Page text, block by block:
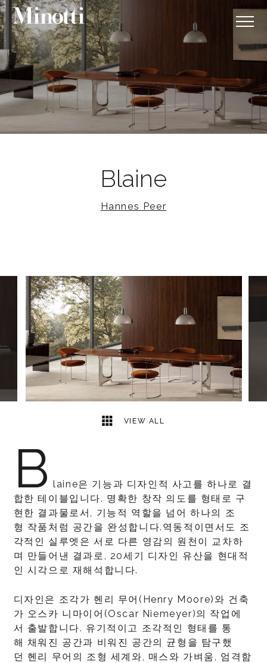
Blaine
Hannes Peer
VIEW ALL
B laine은 기능과 디자인적 사고를 하나로 결
합한 테이블입니다. 명확한 창작 의도를 형태로 구
현한 결과물로서, 기능적 역할을 넘어 하나의 조
형 작품처럼 공간을 완성합니다.역동적이면서도 조
각적인 실루엣은 서로 다른 영감의 원천이 교차하
며 만들어낸 결과로, 20세기 디자인 유산을 현대적
인 시각으로 재해석합니다.
디자인은 조각가 헨리 무어(Henry Moore)와 건축
가 오스카 니마이어(Oscar Niemeyer)의 작업에
서 출발합니다. 유기적이고 조각적인 형태를 통
해 채워진 공간과 비워진 공간의 균형을 탐구했
던 헨리 무어의 조형 세계와, 매스와 가벼움, 엄격함